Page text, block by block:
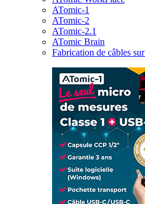
ATomic-1
ATomic-2
ATomic-2.1
ATomic Brain
Fabrication de câbles